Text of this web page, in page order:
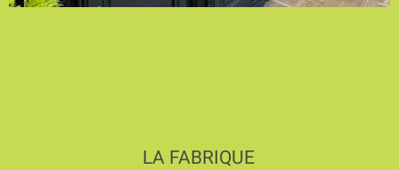
LA FABRIQUE